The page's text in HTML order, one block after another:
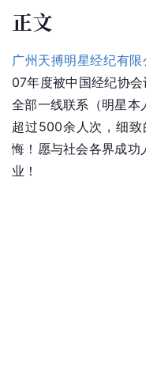
正文
广州天搏明星经纪有限
07年度被中国经纪协
全部一线联系（明星本
超过500余人次，细
悔！愿与社会各界成功
业！